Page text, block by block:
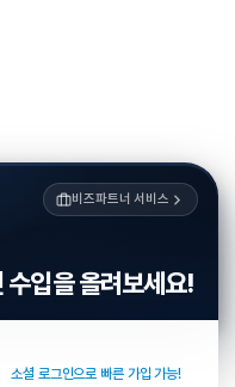
비즈파트너 서비스
수입을 올려보세요!
소셜 로그인으로 빠른 가입 가능!